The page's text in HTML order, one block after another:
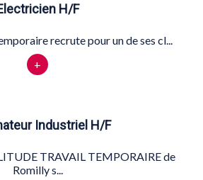
H/F
recrute pour un de ses cl...
+
Industriel H/F
TRAVAIL TEMPORAIRE de
Romilly s...